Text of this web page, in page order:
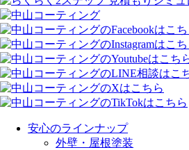
安心のラインナップ
外壁・屋根塗装